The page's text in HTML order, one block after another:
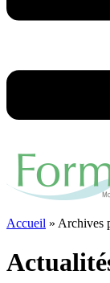
Accueil » Archives